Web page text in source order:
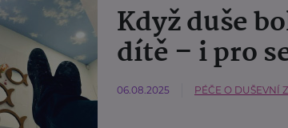
Když duše
dítě – i pro
06.08.2025 PÉČE O DUŠEVNÍ